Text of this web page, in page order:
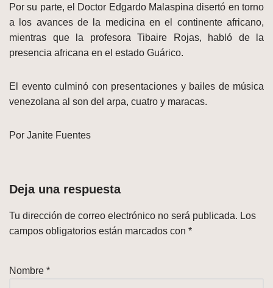
Por su parte, el Doctor Edgardo Malaspina disertó en torno
a los avances de la medicina en el continente africano,
mientras que la profesora Tibaire Rojas, habló de la
presencia africana en el estado Guárico.
El evento culminó con presentaciones y bailes de música
venezolana al son del arpa, cuatro y maracas.
Por Janite Fuentes
Deja una respuesta
Tu dirección de correo electrónico no será publicada. Los
campos obligatorios están marcados con *
Nombre *